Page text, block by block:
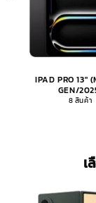
IPAD PRO 13"
GEN/
8 สินค้า
เ